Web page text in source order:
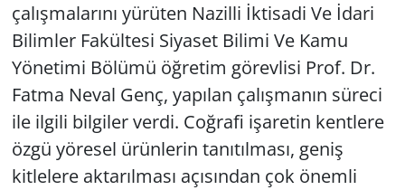
çalışmalarını yürüten Nazilli İktisadi Ve İdari
Bilimler Fakültesi Siyaset Bilimi Ve Kamu
Yönetimi Bölümü öğretim görevlisi Prof. Dr.
Fatma Neval Genç, yapılan çalışmanın süreci
ile ilgili bilgiler verdi. Coğrafi işaretin kentlere
özgü yöresel ürünlerin tanıtılması, geniş
kitlelere aktarılması açısından çok önemli